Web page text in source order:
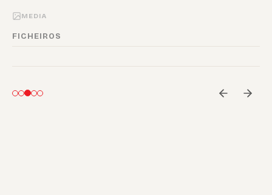
MEDIA
FICHEIROS